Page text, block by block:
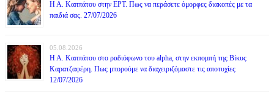
Η Α. Καππάτου στην ΕΡΤ. Πως να περάσετε όμορφες διακοπές με τα
παιδιά σας. 27/07/2026
05.08.2026
Η Α. Καππάτου στο ραδιόφωνο του alpha, στην εκπομπή της Βίκυς
Καρατζαφέρη. Πως μπορούμε να διαχειριζόμαστε τις αποτυχίες
12/07/2026